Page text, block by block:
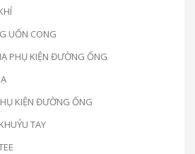
UỐN CONG
PHỤ KIỆN ĐƯỜNG ỐNG
KIỆN ĐƯỜNG ỐNG
KHUỶU TAY